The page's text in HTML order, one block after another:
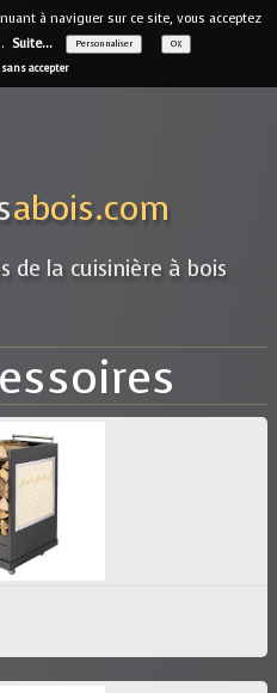
à naviguer sur ce site, vous acceptez
Suite... Personnaliser OK
accepter
offre▼
▼
▼
abois.com
de la cuisinière à bois